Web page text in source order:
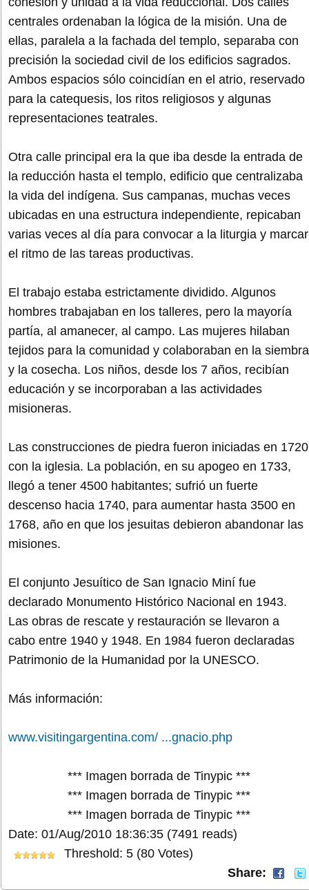
centrales ordenaban la lógica de la misión. Una de
ellas, paralela a la fachada del templo, separaba con
precisión la sociedad civil de los edificios sagrados.
Ambos espacios sólo coincidían en el atrio, reservado
para la catequesis, los ritos religiosos y algunas
representaciones teatrales.
Otra calle principal era la que iba desde la entrada de
la reducción hasta el templo, edificio que centralizaba
la vida del indígena. Sus campanas, muchas veces
ubicadas en una estructura independiente, repicaban
varias veces al día para convocar a la liturgia y marcar
el ritmo de las tareas productivas.
El trabajo estaba estrictamente dividido. Algunos
hombres trabajaban en los talleres, pero la mayoría
partía, al amanecer, al campo. Las mujeres hilaban
tejidos para la comunidad y colaboraban en la siembra
y la cosecha. Los niños, desde los 7 años, recibían
educación y se incorporaban a las actividades
misioneras.
Las construcciones de piedra fueron iniciadas en 1720
con la iglesia. La población, en su apogeo en 1733,
llegó a tener 4500 habitantes; sufrió un fuerte
descenso hacia 1740, para aumentar hasta 3500 en
1768, año en que los jesuitas debieron abandonar las
misiones.
El conjunto Jesuítico de San Ignacio Miní fue
declarado Monumento Histórico Nacional en 1943.
Las obras de rescate y restauración se llevaron a
cabo entre 1940 y 1948. En 1984 fueron declaradas
Patrimonio de la Humanidad por la UNESCO.
Más información:
www.visitingargentina.com/ ...gnacio.php
*** Imagen borrada de Tinypic ***
*** Imagen borrada de Tinypic ***
*** Imagen borrada de Tinypic ***
Date: 01/Aug/2010 18:36:35 (7491 reads)
Threshold: 5 (80 Votes)
Share: